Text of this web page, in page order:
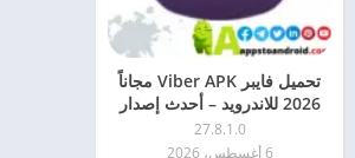
تحميل فايبر Viber APK مجاناً
2026 للاندرويد – أحدث إصدار
27.8.1.0
6 أغسطس، 2026